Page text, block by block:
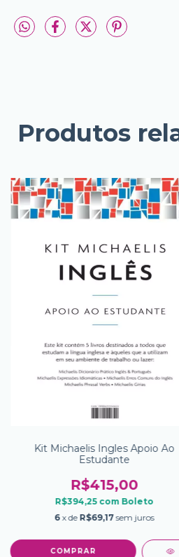
Produtos
Kit Michaelis Ingles Apoio Ao
Estudante
R$415,00
R$394,25 com Boleto
6 x de R$69,17 sem juros